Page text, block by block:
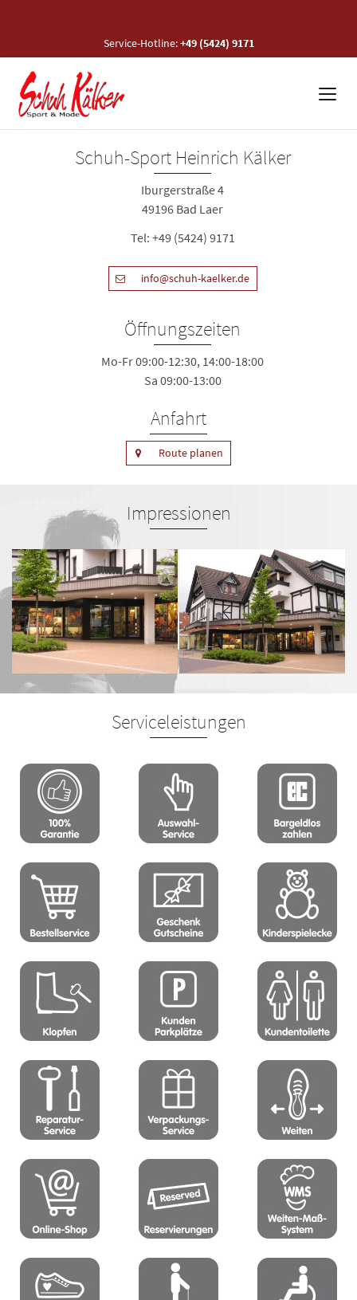
Service-Hotline:+49 (5424) 9171
Schuh-Sport Heinrich Kälker
Iburgerstraße 4
49196 Bad Laer
Tel: +49 (5424) 9171
info@schuh-kaelker.de
Öffnungszeiten
Mo-Fr 09:00-12:30, 14:00-18:00
Sa 09:00-13:00
Anfahrt
Route planen
Impressionen
Serviceleistungen